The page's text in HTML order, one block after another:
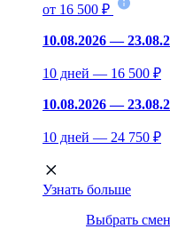
от 16 500 ₽
10.08.2026 —
10 дней — 16 500 ₽
10.08.2026 —
10 дней — 24 750 ₽
Узнать больше
Выбрать